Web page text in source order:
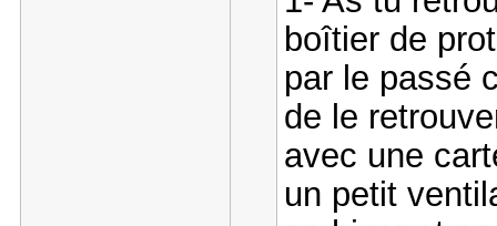
boîtier de
par le passé
de le
avec une
un petit